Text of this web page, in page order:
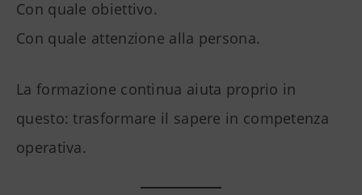
Con quale obiettivo.
Con quale attenzione alla persona.
La formazione continua aiuta proprio in
questo: trasformare il sapere in competenza
operativa.